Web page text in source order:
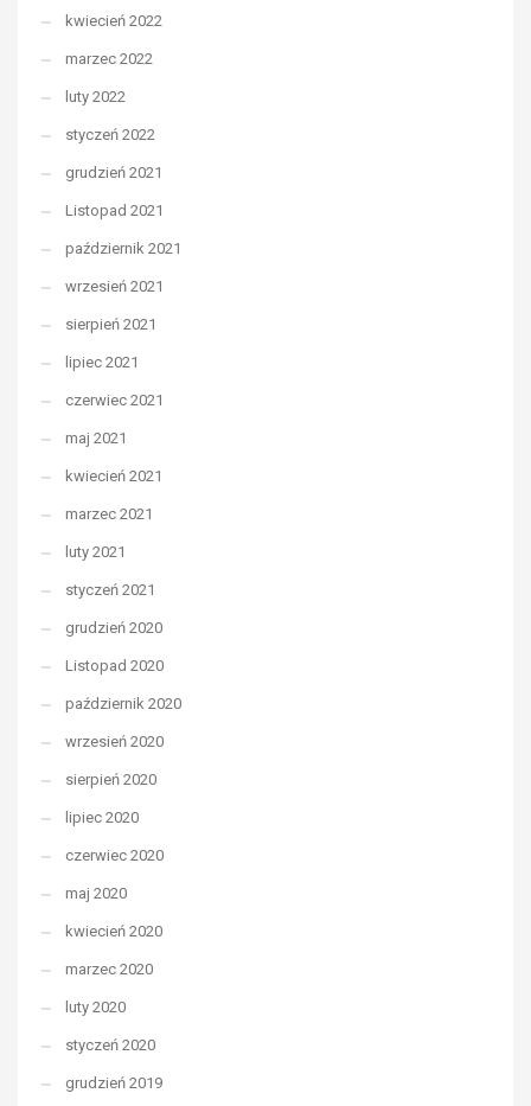
kwiecień 2022
marzec 2022
luty 2022
styczeń 2022
grudzień 2021
Listopad 2021
październik 2021
wrzesień 2021
sierpień 2021
lipiec 2021
czerwiec 2021
maj 2021
kwiecień 2021
marzec 2021
luty 2021
styczeń 2021
grudzień 2020
Listopad 2020
październik 2020
wrzesień 2020
sierpień 2020
lipiec 2020
czerwiec 2020
maj 2020
kwiecień 2020
marzec 2020
luty 2020
styczeń 2020
grudzień 2019